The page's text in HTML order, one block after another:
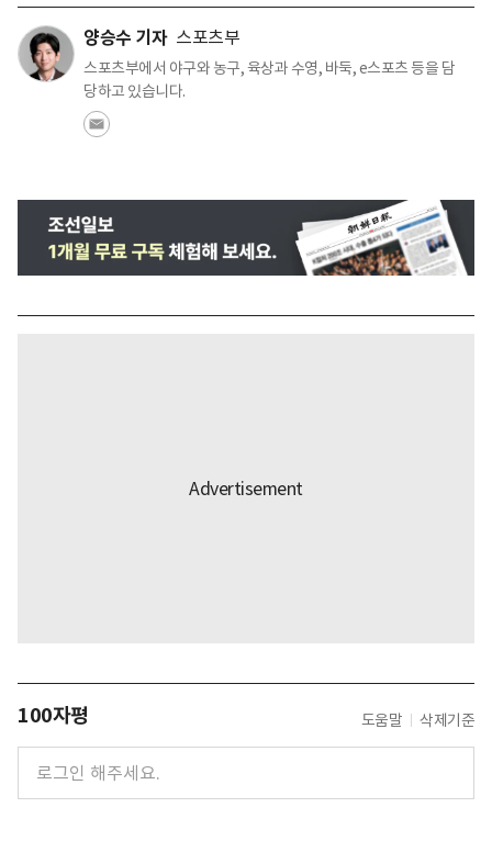
양승수 기자 스포츠부
스포츠부에서 야구와 농구, 육상과 수영, 바둑, e스포츠 등을 담
당하고 있습니다.
100자평 도움말 삭제기준